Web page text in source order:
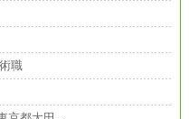
職